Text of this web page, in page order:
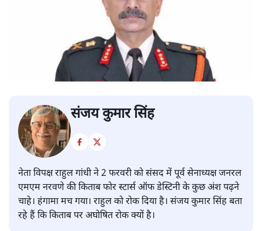
संजय कुमार सिंह
नेता विपक्ष राहुल गांधी ने 2 फरवरी को संसद में पूर्व सेनाध्यक्ष जनरल
एमएम नरवणे की किताब फोर स्टार्स ऑफ डेस्टिनी के कुछ अंश पढ़ने
चाहे। हंगामा मच गया। राहुल को रोक दिया है। संजय कुमार सिंह बता
रहे हैं कि किताब पर अघोषित रोक क्यों है।